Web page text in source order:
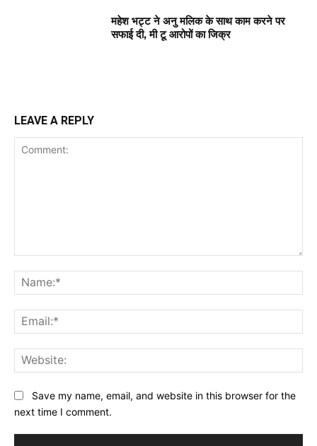
महेश भट्ट ने अनु मलिक के साथ काम करने पर
सफाई दी, मी टू आरोपों का जिक्र
LEAVE A REPLY
Save my name, email, and website in this browser for the
next time I comment.